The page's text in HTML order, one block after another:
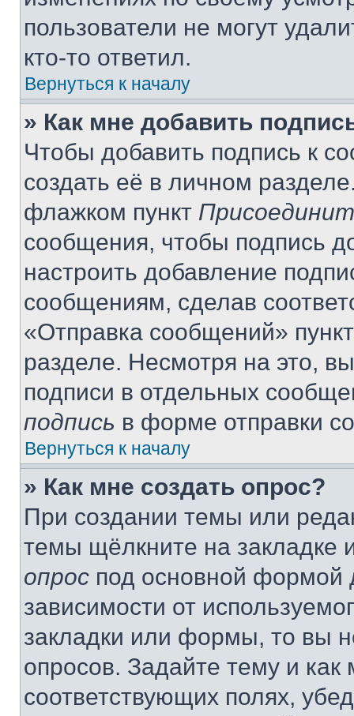
пользователи не могут
кто-то ответил.
Вернуться к началу
» Как мне добавить
Чтобы добавить подпись к
создать её в личном
флажком пункт
сообщения, чтобы подпись
настроить добавление
сообщениям, сделав
«Отправка сообщений»
разделе. Несмотря на это,
подписи в отдельных
подпись в форме отправки
Вернуться к началу
» Как мне создать опрос?
При создании темы или
темы щёлкните на
опрос под основной формой
зависимости от
закладки или формы, то вы
опросов. Задайте тему и
соответствующих полях,